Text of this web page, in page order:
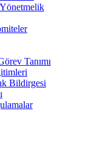
Tanımı
Bildirgesi